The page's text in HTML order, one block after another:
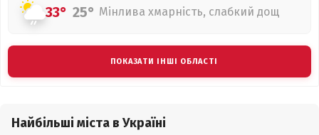
33° 25° Мінлива хмарність, слабкий дощ
ПОКАЗАТИ ІНШІ ОБЛАСТІ
Найбільші міста в Україні